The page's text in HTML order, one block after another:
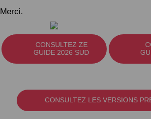
Merci.
CONSULTEZ ZE
GUIDE 2026 SUD
CONSULTEZ LES VERSIONS